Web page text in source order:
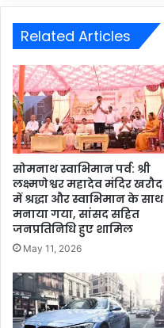
Related Articles
सोमनाथ स्वाभिमान पर्व: श्री
लक्ष्मणेश्वर महादेव मंदिर खरौद
में श्रद्धा और स्वाभिमान के साथ
मनाया गया, सांसद सहित
जनप्रतिनिधि हुए शामिल
May 11, 2026